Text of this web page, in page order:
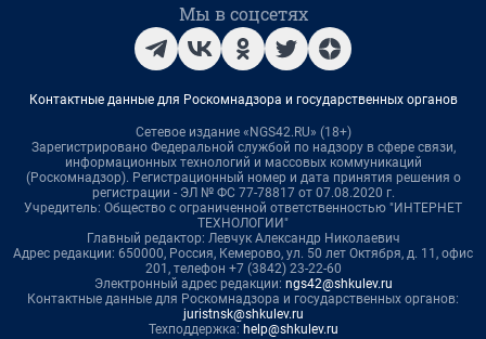
Мы в соцсетях
Контактные данные для Роскомнадзора и государственных органов
Сетевое издание «NGS42.RU» (18+)
Зарегистрировано Федеральной службой по надзору в сфере связи,
информационных технологий и массовых коммуникаций
(Роскомнадзор). Регистрационный номер и дата принятия решения о
регистрации - ЭЛ № ФС 77-78817 от 07.08.2020 г.
Учредитель: Общество с ограниченной ответственностью "ИНТЕРНЕТ
ТЕХНОЛОГИИ"
Главный редактор: Левчук Александр Николаевич
Адрес редакции: 650000, Россия, Кемерово, ул. 50 лет Октября, д. 11, офис
201, телефон +7 (3842) 23-22-60
Электронный адрес редакции: ngs42@shkulev.ru
Контактные данные для Роскомнадзора и государственных органов:
juristnsk@shkulev.ru
Техподдержка: help@shkulev.ru